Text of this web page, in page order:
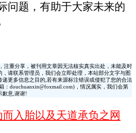
问题，有助于大家未来的
注重分享，被刊用文章因无法核实真实出处，未能及时
请联系管理员，我们会立即处理，本站部分文字与图
递更多信息之目的,若有来源标注错误或侵犯了您的合法
：douchuanxin@foxmail.com)，情况属实，我们会第
歉意,谢谢!
入胎以及天道承负之网